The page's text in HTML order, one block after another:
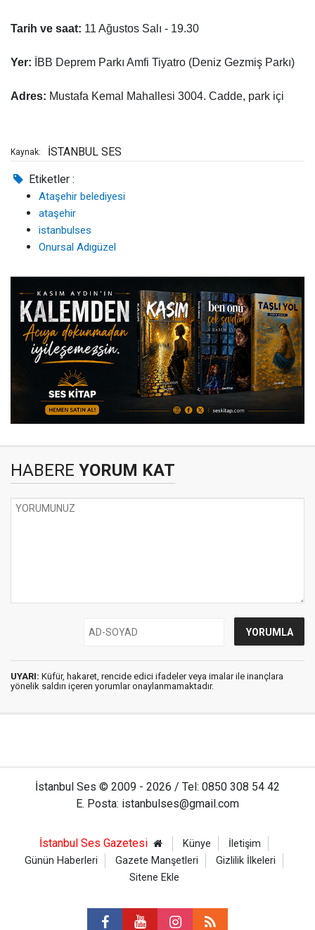
Tarih ve saat: 11 Ağustos Salı - 19.30
Yer: İBB Deprem Parkı Amfi Tiyatro (Deniz Gezmiş Parkı)
Adres: Mustafa Kemal Mahallesi 3004. Cadde, park içi
Kaynak: İSTANBUL SES
Etiketler :
Ataşehir belediyesi
ataşehir
istanbulses
Onursal Adıgüzel
HABERE YORUM KAT
UYARI: Küfür, hakaret, rencide edici ifadeler veya imalar ile inançlara
yönelik saldırı içeren yorumlar onaylanmamaktadır.
İstanbul Ses © 2009 - 2026 / Tel: 0850 308 54 42
E. Posta: istanbulses@gmail.com
İstanbul Ses Gazetesi Künye
İletişim
Günün Haberleri
Gazete Manşetleri
Gizlilik İlkeleri
Sitene Ekle